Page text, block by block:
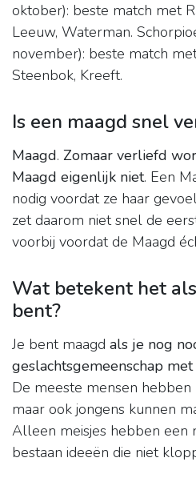
oktober): beste match met
Leeuw, Waterman.
november): beste match
Steenbok, Kreeft.
Is een maagd snel
Maagd. Zomaar verliefd
Maagd eigenlijk niet. Een
nodig voordat ze haar
zet daarom niet snel de
voorbij voordat de Maagd
Wat betekent het
bent?
Je bent maagd als je nog
geslachtsgemeenschap
De meeste mensen hebben
maar ook jongens kunnen
Alleen meisjes hebben een
bestaan ideeën die niet